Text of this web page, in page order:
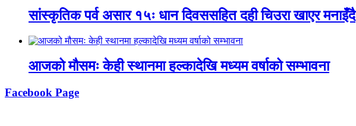
सांस्कृतिक पर्व असार १५ः धान दिवससहित दही चिउरा खाएर मनाइँदै
आजको मौसमः केही स्थानमा हल्कादेखि मध्यम वर्षाको सम्भावना
Facebook Page